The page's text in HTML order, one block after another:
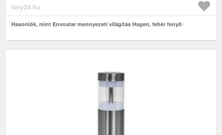
feny24.hu
Hasonlók, mint Envostar mennyezeti világítás Hagen, fehér fenyő